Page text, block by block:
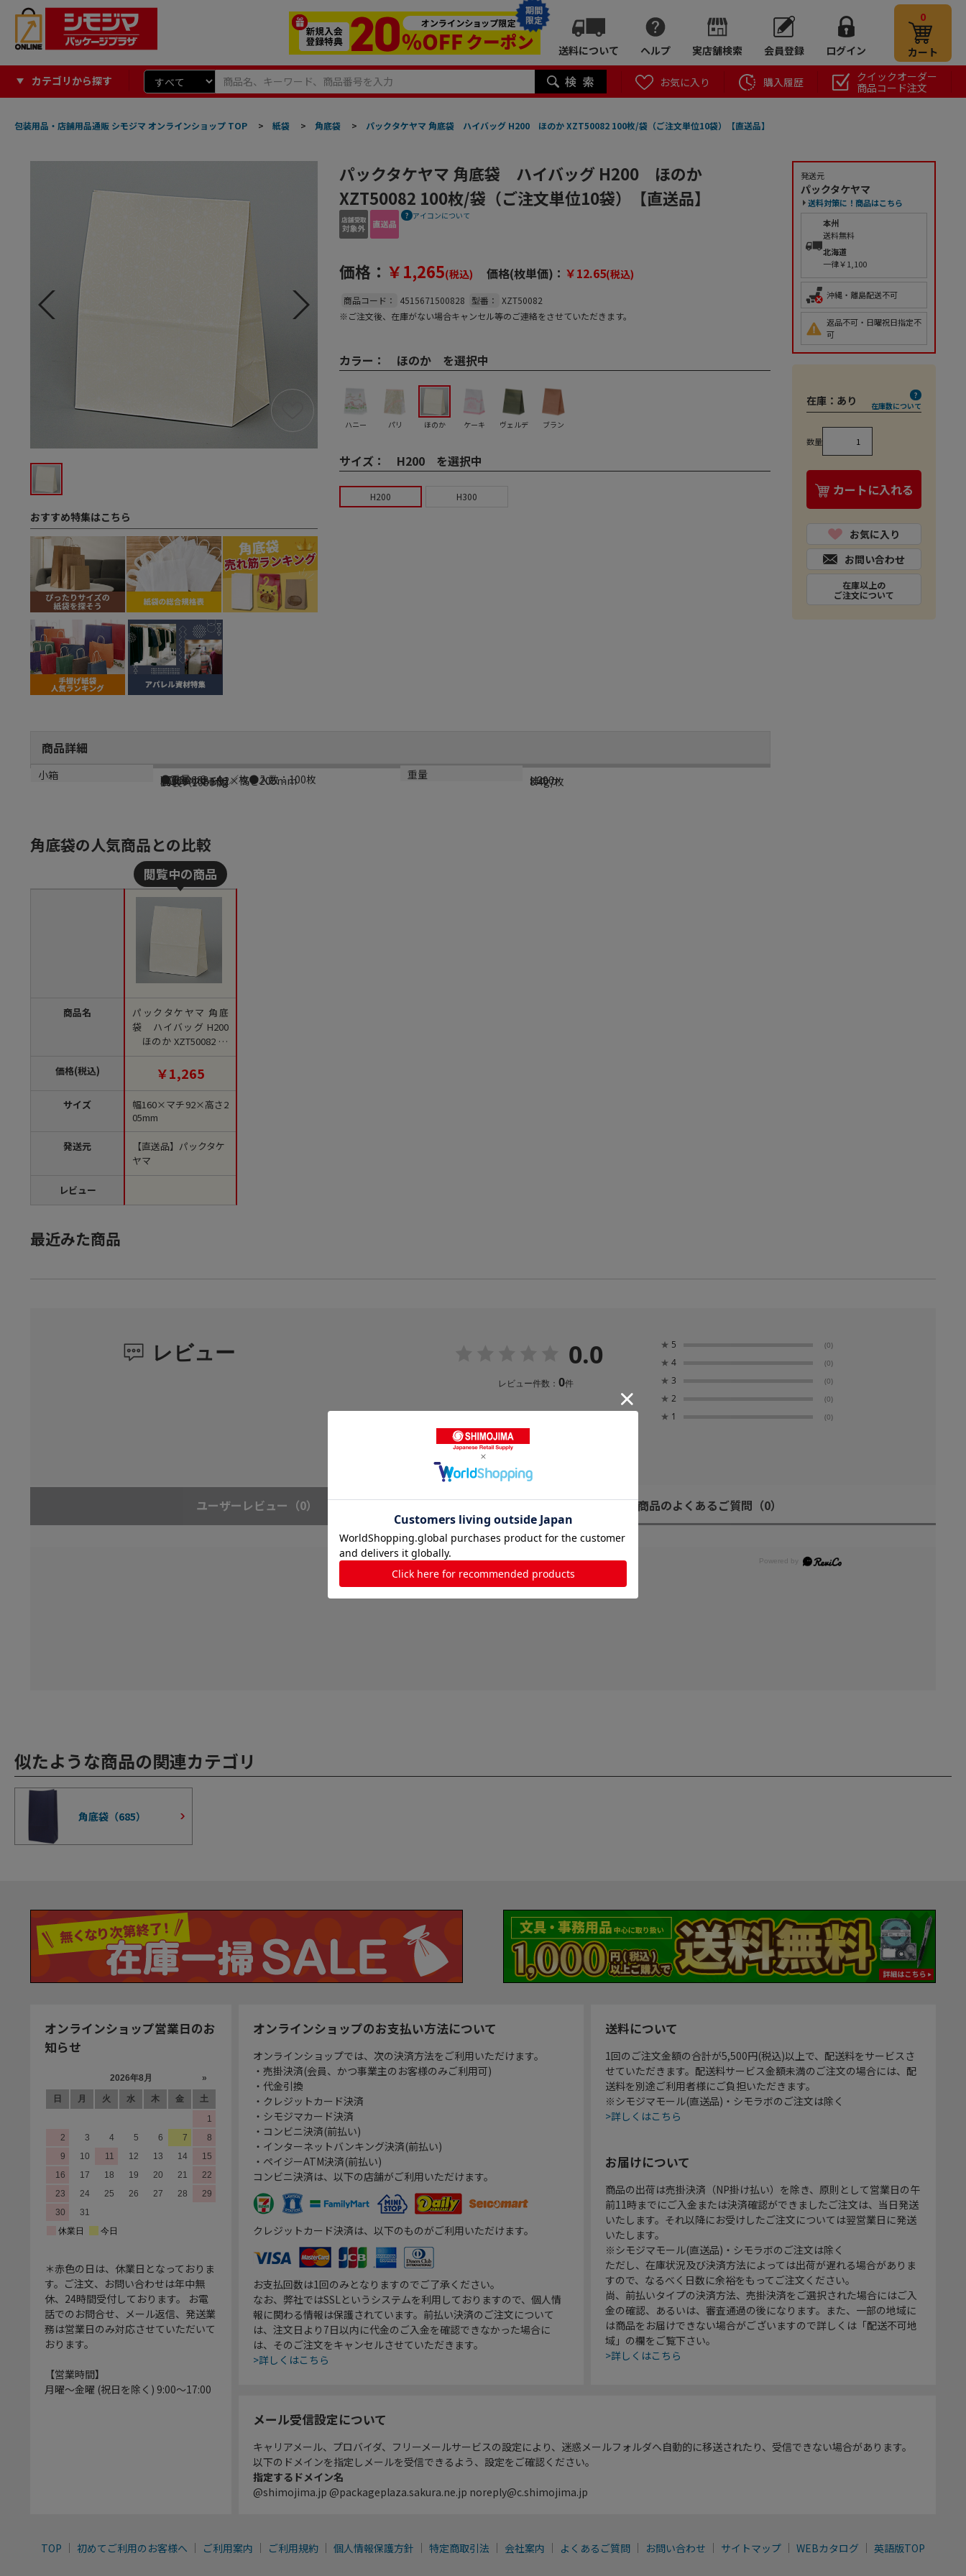
期間
限定
送料について ヘルプ 実店舗検索 会員登録 ログイン
0
カート
カテゴリから探す お気に入り 購入履歴
クイックオーダー
商品コード注文
包装用品・店舗用品通販 シモジマ オンラインショップ TOP > 紙袋 > 角底袋 > パックタケヤマ 角底袋 ハイバッグ H200 ほのか XZT50082 100枚/袋（ご注文単位10袋）【直送品】
おすすめ特集はこちら
パックタケヤマ 角底袋 ハイバッグ H200 ほのか
XZT50082 100枚/袋（ご注文単位10袋）【直送品】
アイコンについて
価格： ￥1,265(税込) 価格(枚単価)： ￥12.65(税込)
商品コード： 4515671500828 型番：
XZT50082
※ご注文後、在庫がない場合キャンセル等のご連絡をさせていただきます。
カラー： ほのか を選択中
ハニー パリ ほのか ケーキ ヴェルデ ブラン
サイズ： H200 を選択中
H200 H300
商品詳細
商品説明
●重量：8．4g／枚●入数：100枚
型番
XZT50082
規格
H200
サイズ
幅160×マチ92×高さ205mm
カラー
ほのか
材質
晒クラフト60g
重量
8.4g/枚
小箱
10袋（1000枚）
発送元
パックタケヤマ
送料対策に！商品はこちら
本州
送料無料
北海道
一律￥1,100
沖縄・離島配送不可
返品不可・日曜祝日指定不
可
在庫： あり 在庫数について
数量
カートに入れる
お気に入り
お問い合わせ
在庫以上の
ご注文について
角底袋の人気商品との比較
商品名
価格(税込)
サイズ
発送元
レビュー
パックタケヤマ 角底
袋 ハイバッグ H200
ほのか XZT50082 10
0枚/袋（ご注文単位10
袋）【直送品】
￥1,265
幅160×マチ92×高さ2
05mm
【直送品】パックタケ
ヤマ
最近みた商品
レビュー 0.0
レビュー件数： 0件
★ 5 (0)
★ 4 (0)
★ 3 (0)
★ 2 (0)
★ 1 (0)
ユーザーレビュー （0） 商品のよくあるご質問 （0）
レビューはありません。
似たような商品の関連カテゴリ
角底袋（685）
オンラインショップ営業日のお
知らせ
＊赤色の日は、休業日となっておりま
す。ご注文、お問い合わせは年中無
休、24時間受付しております。 お電
話でのお問合せ、メール返信、発送業
務は営業日のみ対応させていただいて
おります。
【営業時間】
月曜～金曜 (祝日を除く) 9:00～17:00
オンラインショップのお支払い方法について
オンラインショップでは、次の決済方法をご利用いただけます。
・売掛決済(会員、かつ事業主のお客様のみご利用可)
・代金引換
・クレジットカード決済
・シモジマカード決済
・コンビニ決済(前払い)
・インターネットバンキング決済(前払い)
・ペイジーATM決済(前払い)
コンビニ決済は、以下の店舗がご利用いただけます。
クレジットカード決済は、以下のものがご利用いただけます。
お支払回数は1回のみとなりますのでご了承ください。
なお、弊社ではSSLというシステムを利用しておりますので、個人情
報に関わる情報は保護されています。前払い決済のご注文について
は、注文日より7日以内に代金のご入金を確認できなかった場合に
は、そのご注文をキャンセルさせていただきます。
>詳しくはこちら
送料について
1回のご注文金額の合計が5,500円(税込)以上で、配送料をサービスさ
せていただきます。配送料サービス金額未満のご注文の場合には、配
送料を別途ご利用者様にご負担いただきます。
※シモジマモール(直送品)・シモラボのご注文は除く
>詳しくはこちら
お届けについて
商品の出荷は売掛決済（NP掛け払い）を除き、原則として営業日の午
前11時までにご入金または決済確認ができましたご注文は、当日発送
いたします。それ以降にお受けしたご注文については翌営業日に発送
いたします。
※シモジマモール(直送品)・シモラボのご注文は除く
ただし、在庫状況及び決済方法によっては出荷が遅れる場合がありま
すので、なるべく日数に余裕をもってご注文ください。
尚、前払いタイプの決済方法、売掛決済をご選択された場合にはご入
金の確認、あるいは、審査通過の後になります。また、一部の地域に
は商品をお届けできない場合がございますので詳しくは「配送不可地
域」の欄をご覧下さい。
>詳しくはこちら
メール受信設定について
キャリアメール、プロバイダ、フリーメールサービスの設定により、迷惑メールフォルダへ自動的に移送されたり、受信できない場合があります。
以下のドメインを指定しメールを受信できるよう、設定をご確認ください。
指定するドメイン名
@shimojima.jp @packageplaza.sakura.ne.jp noreply@c.shimojima.jp
TOP 初めてご利用のお客様へ ご利用案内 ご利用規約 個人情報保護方針 特定商取引法 会社案内 よくあるご質問 お問い合わせ サイトマップ WEBカタログ 英語版TOP